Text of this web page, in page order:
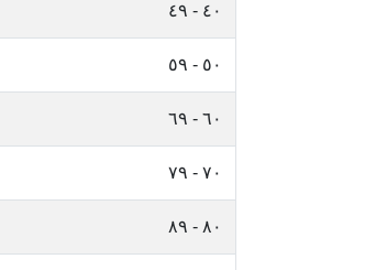
٤٠ - ٤٩
٥٠ - ٥٩
٦٠ - ٦٩
٧٠ - ٧٩
٨٠ - ٨٩